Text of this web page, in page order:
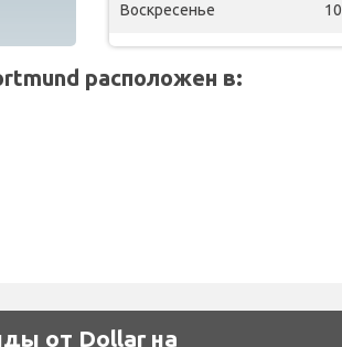
Воскресенье
расположен в:
от Dollar на